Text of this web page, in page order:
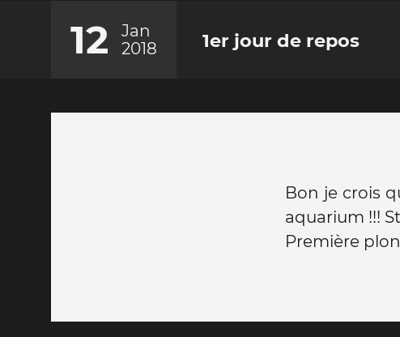
12
Jan
2018
1er jour de repos
Bon je crois
aquarium !!!
Première